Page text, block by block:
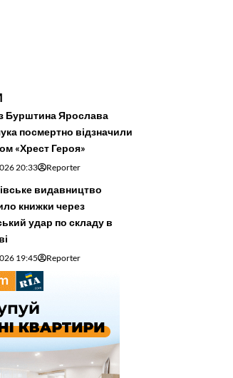
Бурштина Ярослава
посмертно відзначили
«Хрест Героя»
20:33 Reporter
видавництво
книжки через
удар по складу в
19:45 Reporter